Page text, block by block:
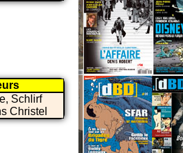
Schlirf
Christel